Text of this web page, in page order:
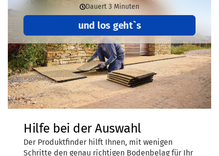
Lebensdauer wesentlich beeinflussen.
Lebensdauer
und Recyclingfähigkeit eine wichtige Rolle.
So ist z.B. ein regional hergestellter Terrassenbelag aus
gebundenem Gummigranulat, das zu einem großen Teil aus
Altreifen besteht und am Ende seiner Lebensdauer
wiederverwertet werden kann, wesentlich
umweltfreundlicherals eine Holzterrasse aus Tropenholz
oder aus rumänischem Raubbauholz.